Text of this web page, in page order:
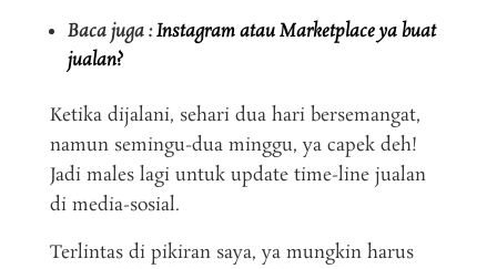
Baca juga :Instagram atau Marketplace ya buat
jualan?
Ketika dijalani, sehari dua hari bersemangat,
namun semingu-dua minggu, ya capek deh!
Jadi males lagi untuk update time-line jualan
di media-sosial.
Terlintas di pikiran saya, ya mungkin harus